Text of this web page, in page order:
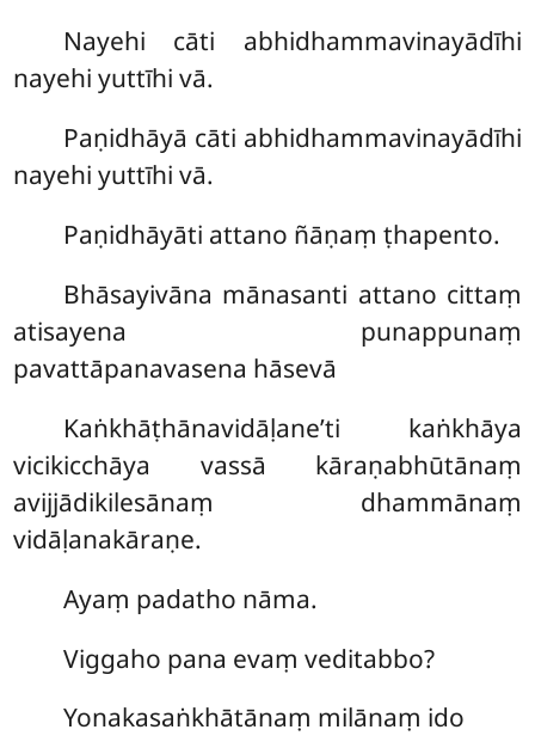
Nayehi cāti abhidhammavinayādīhi
nayehi yuttīhi vā.
Paṇidhāyā cāti abhidhammavinayādīhi
nayehi yuttīhi vā.
Paṇidhāyāti attano ñāṇaṃ ṭhapento.
Bhāsayivāna mānasanti attano cittaṃ
atisayena punappunaṃ
pavattāpanavasena hāsevā
Kaṅkhāṭhānavidāḷane’ti kaṅkhāya
vicikicchāya vassā kāraṇabhūtānaṃ
avijjādikilesānaṃ dhammānaṃ
vidāḷanakāraṇe.
Ayaṃ padatho nāma.
Viggaho pana evaṃ veditabbo?
Yonakasaṅkhātānaṃ milānaṃ ido